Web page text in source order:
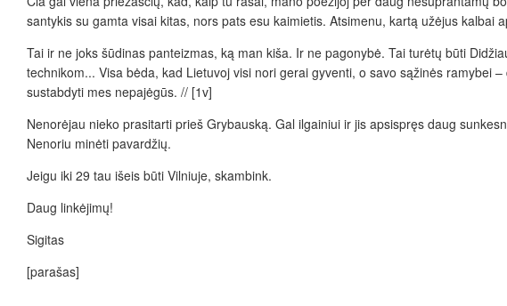
santykis su gamta visai kitas, nors pats esu kaimietis. Atsimenu, kartą užėjus kalbai
Tai ir ne joks šūdinas panteizmas, ką man kiša. Ir ne pagonybė. Tai turėtų būti
technikom... Visa bėda, kad Lietuvoj visi nori gerai gyventi, o savo sąžinės ramybei
sustabdyti mes nepajėgūs. // [1v]
Nenorėjau nieko prasitarti prieš Grybauską. Gal ilgainiui ir jis apsispręs daug
Nenoriu minėti pavardžių.
Jeigu iki 29 tau išeis būti Vilniuje, skambink.
Daug linkėjimų!
Sigitas
[parašas]